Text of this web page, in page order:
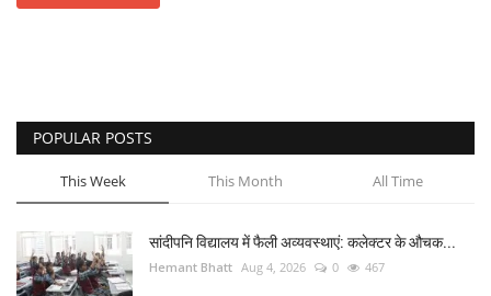
POPULAR POSTS
This Week This Month All Time
सांदीपनि विद्यालय में फैली अव्यवस्थाएं: कलेक्टर के औचक...
Hemant Bhatt Aug 4, 2026 0 467